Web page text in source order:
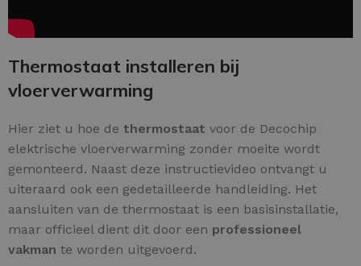
Thermostaat installeren bij
vloerverwarming
Hier ziet u hoe de thermostaat voor de Decochip
elektrische vloerverwarming zonder moeite wordt
gemonteerd. Naast deze instructievideo ontvangt u
uiteraard ook een gedetailleerde handleiding. Het
aansluiten van de thermostaat is een basisinstallatie,
maar officieel dient dit door een professioneel
vakman te worden uitgevoerd.